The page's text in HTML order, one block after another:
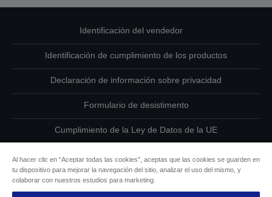
Identificación del vendedor
Identificación de cumplimiento de los productos
Declaración de información sobre privacidad
Formulario de desistimento
Cumplimiento de la Ley de Datos de la UE
Información sobre cookies
Al hacer clic en “Aceptar todas las cookies”, aceptas que las cookies se guarden en
tu dispositivo para mejorar la navegación del sitio, analizar el uso del mismo, y
colaborar con nuestros estudios para marketing.